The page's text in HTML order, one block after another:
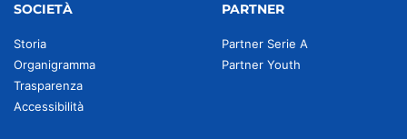
SOCIETÀ
Storia
Organigramma
Trasparenza
Accessibilità
PARTNER
Partner Serie A
Partner Youth